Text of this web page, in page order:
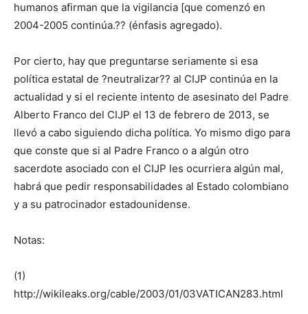
humanos afirman que la vigilancia [que comenzó en
2004-2005 continúa.?? (énfasis agregado).
Por cierto, hay que preguntarse seriamente si esa
política estatal de ?neutralizar?? al CIJP continúa en la
actualidad y si el reciente intento de asesinato del Padre
Alberto Franco del CIJP el 13 de febrero de 2013, se
llevó a cabo siguiendo dicha política. Yo mismo digo para
que conste que si al Padre Franco o a algún otro
sacerdote asociado con el CIJP les ocurriera algún mal,
habrá que pedir responsabilidades al Estado colombiano
y a su patrocinador estadounidense.
Notas:
(1)
http://wikileaks.org/cable/2003/01/03VATICAN283.html